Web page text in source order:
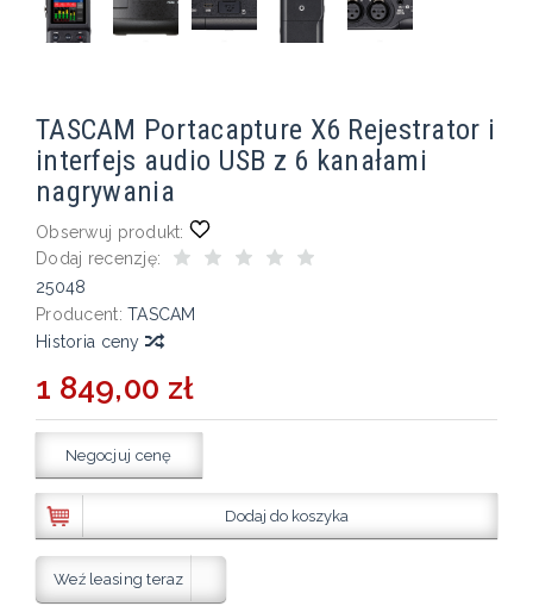
TASCAM Portacapture X6 Rejestrator i
interfejs audio USB z 6 kanałami
nagrywania
Obserwuj produkt:
Dodaj recenzję:
25048
Producent: TASCAM
Historia ceny
1 849,00 zł
Negocjuj cenę
Dodaj do koszyka
Weź leasing teraz